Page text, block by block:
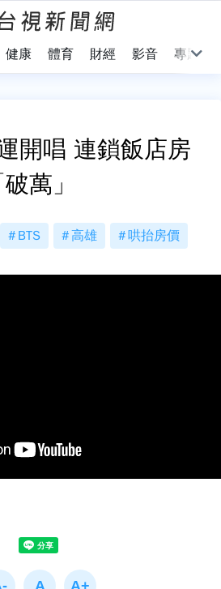
健康 體育 財經 影音 專題
開唱 連鎖飯店房
萬」
BTS 高雄 哄抬房價